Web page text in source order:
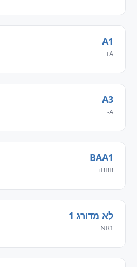
A1
A+
A3
A-
BAA1
BBB+
לא מדורג 1
NR1